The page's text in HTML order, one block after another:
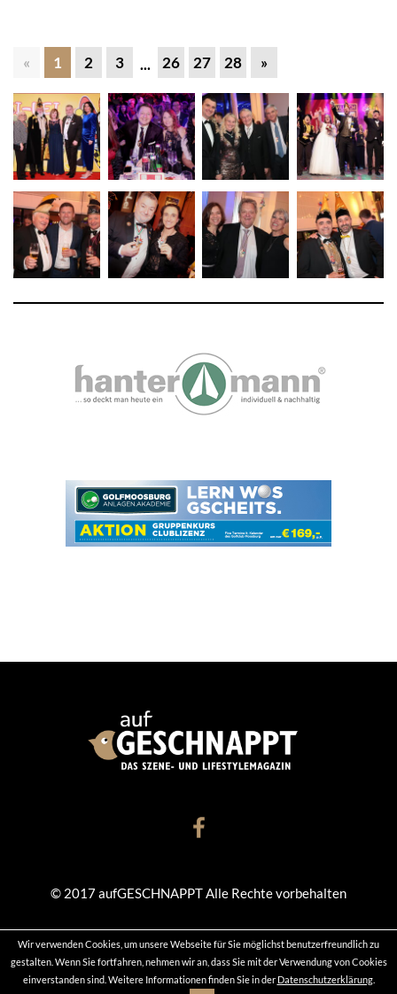
Wir verwenden Cookies, um unsere Webseite für Sie möglichst benutzerfreundlich zu
gestalten. Wenn Sie fortfahren, nehmen wir an, dass Sie mit der Verwendung von Cookies
einverstanden sind. Weitere Informationen finden Sie in der Datenschutzerklärung.
« 1 2 3 ... 26 27 28 »
© 2017 aufGESCHNAPPT Alle Rechte vorbehalten
KONTAKT DATENSCHUTZ IMPRESSUM